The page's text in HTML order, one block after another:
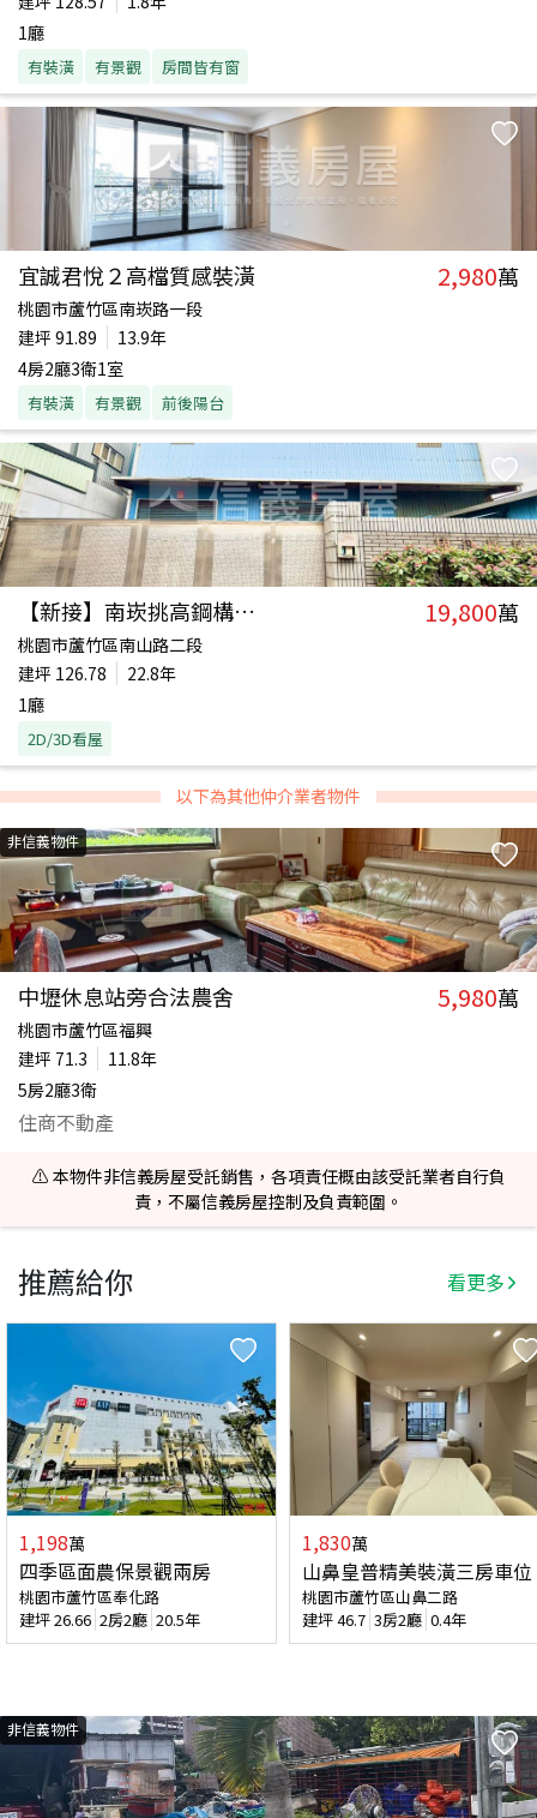
1廳
有裝潢 有景觀 房間皆有窗
宜誠君悅２高檔質感裝潢 2,980萬
桃園市蘆竹區南崁路一段
建坪 91.89
13.9年
4房2廳3衛1室
有裝潢 有景觀 前後陽台
【新接】南崁挑高鋼構廠房 19,800萬
桃園市蘆竹區南山路二段
建坪 126.78
22.8年
1廳
2D/3D看屋
以下為其他仲介業者物件
非信義物件
中壢休息站旁合法農舍 5,980萬
桃園市蘆竹區福興
建坪 71.3
11.8年
5房2廳3衛
住商不動產
⚠️ 本物件非信義房屋受託銷售，各項責任概由該受託業者自行負
責，不屬信義房屋控制及負責範圍。
推薦給你 看更多
1,198萬
四季區面農保景觀兩房
桃園市蘆竹區奉化路
建坪26.66 2房2廳 20.5年
1,830萬
山鼻皇普精美裝潢三房車位
桃園市蘆竹區山鼻二路
建坪46.7 3房2廳 0.4年
非信義物件